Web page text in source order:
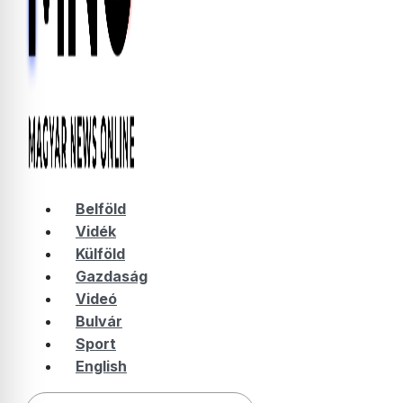
Belföld
Vidék
Külföld
Gazdaság
Videó
Bulvár
Sport
English